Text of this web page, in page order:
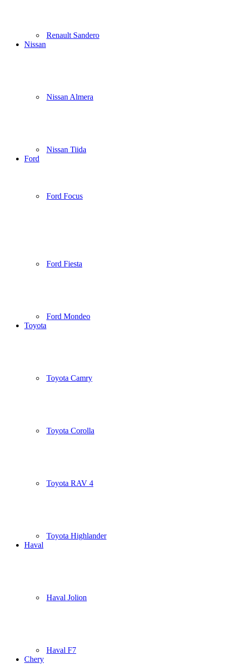
Renault Sandero
Nissan
Nissan Almera
Nissan Tiida
Ford
Ford Focus
Ford Fiesta
Ford Mondeo
Toyota
Toyota Camry
Toyota Corolla
Toyota RAV 4
Toyota Highlander
Haval
Haval Jolion
Haval F7
Chery